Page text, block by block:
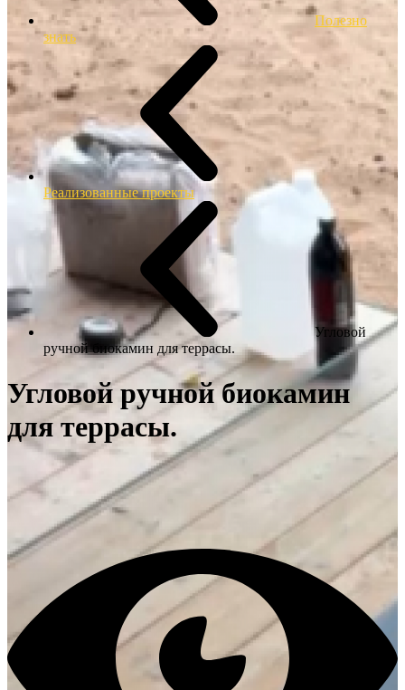
Полезно
знать
Реализованные проекты
Угловой
ручной биокамин для террасы.
Угловой ручной биокамин
для террасы.